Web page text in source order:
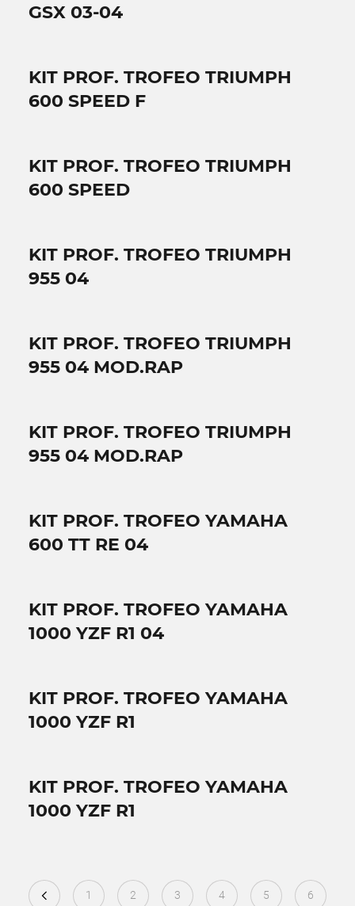
GSX 03-04
KIT PROF. TROFEO TRIUMPH
600 SPEED F
KIT PROF. TROFEO TRIUMPH
600 SPEED
KIT PROF. TROFEO TRIUMPH
955 04
KIT PROF. TROFEO TRIUMPH
955 04 MOD.RAP
KIT PROF. TROFEO TRIUMPH
955 04 MOD.RAP
KIT PROF. TROFEO YAMAHA
600 TT RE 04
KIT PROF. TROFEO YAMAHA
1000 YZF R1 04
KIT PROF. TROFEO YAMAHA
1000 YZF R1
KIT PROF. TROFEO YAMAHA
1000 YZF R1
1 2 3 4 5 6